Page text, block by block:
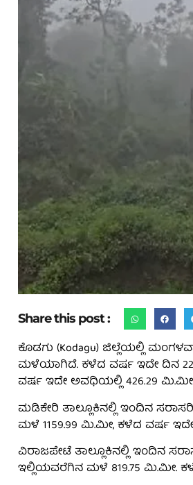
Share this post :
ಕೊಡಗು (Kodagu) ಜಿಲ್ಲೆಯಲ್ಲಿ
ಮಳೆಯಾಗಿದೆ. ಕಳೆದ ವರ್ಷ ಇದೇ ದಿನ
ವರ್ಷ ಇದೇ ಅವಧಿಯಲ್ಲಿ 426.29
ಮಡಿಕೇರಿ ತಾಲ್ಲೂಕಿನಲ್ಲಿ ಇಂದಿನ
ಮಳೆ 1159.99 ಮಿ.ಮೀ, ಕಳೆದ ವರ್ಷ
ವಿರಾಜಪೇಟೆ ತಾಲ್ಲೂಕಿನಲ್ಲಿ ಇಂದಿನ
ಇಲ್ಲಿಯವರೆಗಿನ ಮಳೆ 819.75 ಮಿ.ಮೀ.